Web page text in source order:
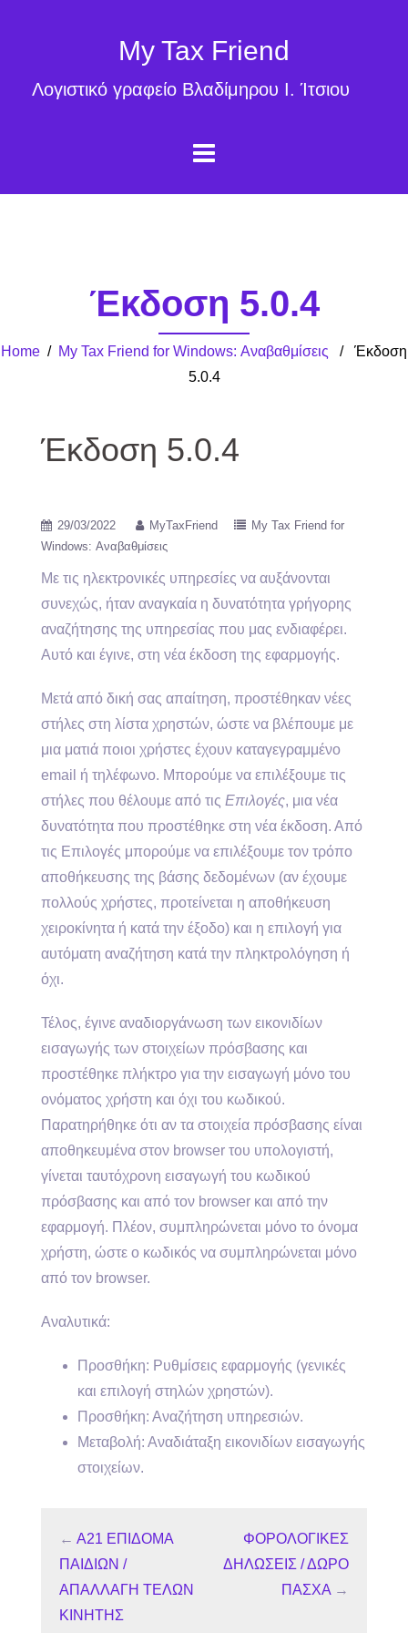
My Tax Friend
Λογιστικό γραφείο Βλαδίμηρου Ι. Ίτσιου
Έκδοση 5.0.4
Home / My Tax Friend for Windows: Αναβαθμίσεις / Έκδοση
5.0.4
Έκδοση 5.0.4
29/03/2022 MyTaxFriend
My Tax Friend for
Windows: Αναβαθμίσεις
Με τις ηλεκτρονικές υπηρεσίες να αυξάνονται
συνεχώς, ήταν αναγκαία η δυνατότητα γρήγορης
αναζήτησης της υπηρεσίας που μας ενδιαφέρει.
Αυτό και έγινε, στη νέα έκδοση της εφαρμογής.
Μετά από δική σας απαίτηση, προστέθηκαν νέες
στήλες στη λίστα χρηστών, ώστε να βλέπουμε με
μια ματιά ποιοι χρήστες έχουν καταγεγραμμένο
email ή τηλέφωνο. Μπορούμε να επιλέξουμε τις
στήλες που θέλουμε από τις Επιλογές, μια νέα
δυνατότητα που προστέθηκε στη νέα έκδοση. Από
τις Επιλογές μπορούμε να επιλέξουμε τον τρόπο
αποθήκευσης της βάσης δεδομένων (αν έχουμε
πολλούς χρήστες, προτείνεται η αποθήκευση
χειροκίνητα ή κατά την έξοδο) και η επιλογή για
αυτόματη αναζήτηση κατά την πληκτρολόγηση ή
όχι.
Τέλος, έγινε αναδιοργάνωση των εικονιδίων
εισαγωγής των στοιχείων πρόσβασης και
προστέθηκε πλήκτρο για την εισαγωγή μόνο του
ονόματος χρήστη και όχι του κωδικού.
Παρατηρήθηκε ότι αν τα στοιχεία πρόσβασης είναι
αποθηκευμένα στον browser του υπολογιστή,
γίνεται ταυτόχρονη εισαγωγή του κωδικού
πρόσβασης και από τον browser και από την
εφαρμογή. Πλέον, συμπληρώνεται μόνο το όνομα
χρήστη, ώστε ο κωδικός να συμπληρώνεται μόνο
από τον browser.
Αναλυτικά:
Προσθήκη: Ρυθμίσεις εφαρμογής (γενικές
και επιλογή στηλών χρηστών).
Προσθήκη: Αναζήτηση υπηρεσιών.
Μεταβολή: Αναδιάταξη εικονιδίων εισαγωγής
στοιχείων.
← Α21 ΕΠΙΔΟΜΑ
ΠΑΙΔΙΩΝ /
ΑΠΑΛΛΑΓΗ ΤΕΛΩΝ
ΚΙΝΗΤΗΣ
ΦΟΡΟΛΟΓΙΚΕΣ
ΔΗΛΩΣΕΙΣ / ΔΩΡΟ
ΠΑΣΧΑ →